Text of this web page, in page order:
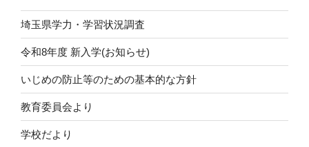
シ
ョ
ン
埼玉県学力・学習状況調査
令和8年度 新入学(お知らせ)
いじめの防止等のための基本的な方針
教育委員会より
学校だより